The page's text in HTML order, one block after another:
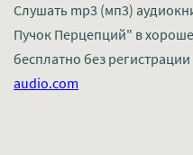
Слушать mp3 (мп3)
Пучок Перцепций" в
бесплатно без
audio.com